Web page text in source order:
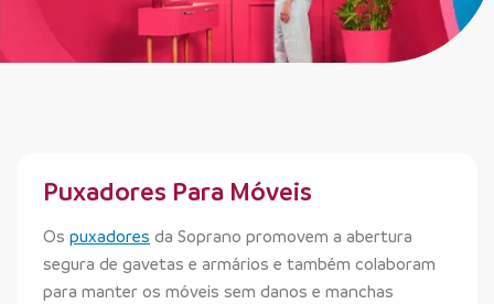
Puxadores Para Móveis
Os puxadores da Soprano promovem a abertura
segura de gavetas e armários e também colaboram
para manter os móveis sem danos e manchas